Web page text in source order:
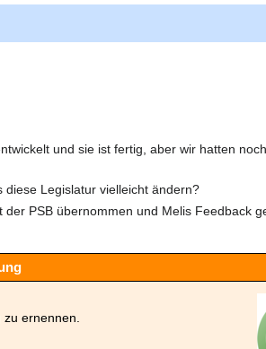
und sie ist fertig, aber wir hatten
Legislatur vielleicht ändern?
PSB übernommen und Melis Feedback
ernennen.